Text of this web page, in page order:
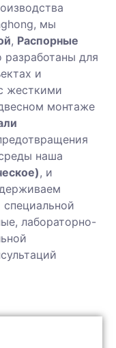
мы
, Распорные
для
и
жесткими
монтаже
наша
, и
лабораторно-